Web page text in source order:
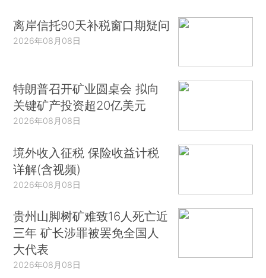
离岸信托90天补税窗口期疑问
2026年08月08日
特朗普召开矿业圆桌会 拟向
关键矿产投资超20亿美元
2026年08月08日
境外收入征税 保险收益计税
详解(含视频)
2026年08月08日
贵州山脚树矿难致16人死亡近
三年 矿长涉罪被罢免全国人
大代表
2026年08月08日